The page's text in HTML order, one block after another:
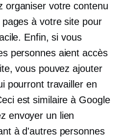
organiser votre contenu
à votre site pour
Enfin, si vous
personnes aient accès
vous pouvez ajouter
pourront travailler en
est similaire à Google
envoyer un lien
à d'autres personnes